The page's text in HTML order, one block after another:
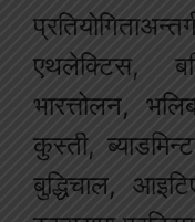
एथलेक्टिस,
भारत्तोलन,
कुस्ती,
बुद्धिचाल,